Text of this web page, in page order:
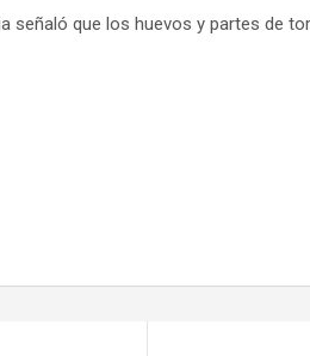
señaló que los huevos y partes de